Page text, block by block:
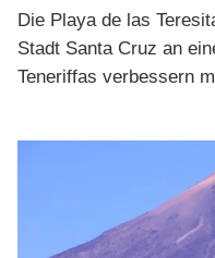
Die Playa de las
Stadt Santa Cruz an
Teneriffas verbessern